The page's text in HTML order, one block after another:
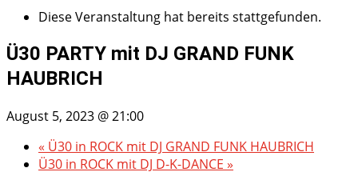
Diese Veranstaltung hat bereits stattgefunden.
Ü30 PARTY mit DJ GRAND FUNK
HAUBRICH
August 5, 2023 @ 21:00
« Ü30 in ROCK mit DJ GRAND FUNK HAUBRICH
Ü30 in ROCK mit DJ D-K-DANCE »